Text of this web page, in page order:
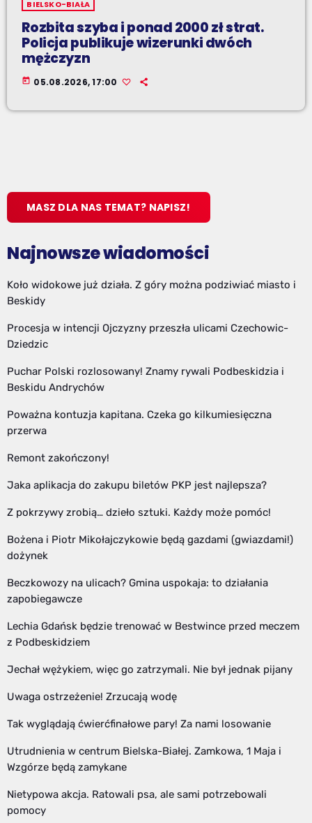
BIELSKO-BIAŁA
Rozbita szyba i ponad 2000 zł strat.
Policja publikuje wizerunki dwóch
mężczyzn
today 05.08.2026, 17:00
MASZ DLA NAS TEMAT? NAPISZ!
Najnowsze wiadomości
Koło widokowe już działa. Z góry można podziwiać miasto i
Beskidy
Procesja w intencji Ojczyzny przeszła ulicami Czechowic-
Dziedzic
Puchar Polski rozlosowany! Znamy rywali Podbeskidzia i
Beskidu Andrychów
Poważna kontuzja kapitana. Czeka go kilkumiesięczna
przerwa
Remont zakończony!
Jaka aplikacja do zakupu biletów PKP jest najlepsza?
Z pokrzywy zrobią… dzieło sztuki. Każdy może pomóc!
Bożena i Piotr Mikołajczykowie będą gazdami (gwiazdami!)
dożynek
Beczkowozy na ulicach? Gmina uspokaja: to działania
zapobiegawcze
Lechia Gdańsk będzie trenować w Bestwince przed meczem
z Podbeskidziem
Jechał wężykiem, więc go zatrzymali. Nie był jednak pijany
Uwaga ostrzeżenie! Zrzucają wodę
Tak wyglądają ćwierćfinałowe pary! Za nami losowanie
Utrudnienia w centrum Bielska-Białej. Zamkowa, 1 Maja i
Wzgórze będą zamykane
Nietypowa akcja. Ratowali psa, ale sami potrzebowali
pomocy